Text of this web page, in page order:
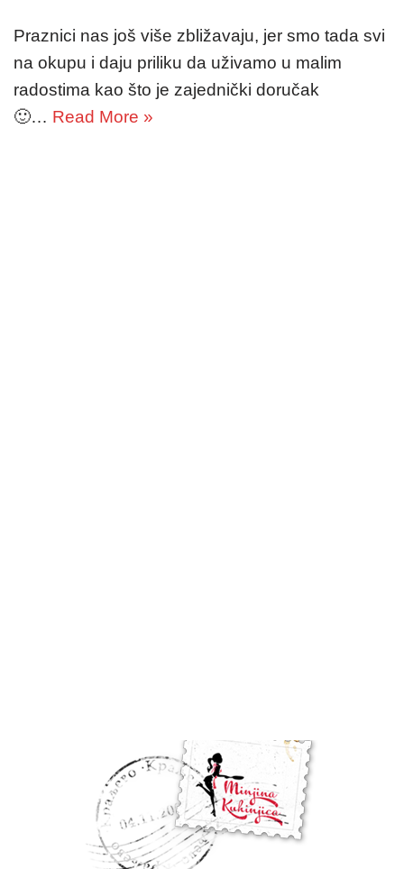
Praznici nas još više zbližavaju, jer smo tada svi
na okupu i daju priliku da uživamo u malim
radostima kao što je zajednički doručak
🙂… Read More »